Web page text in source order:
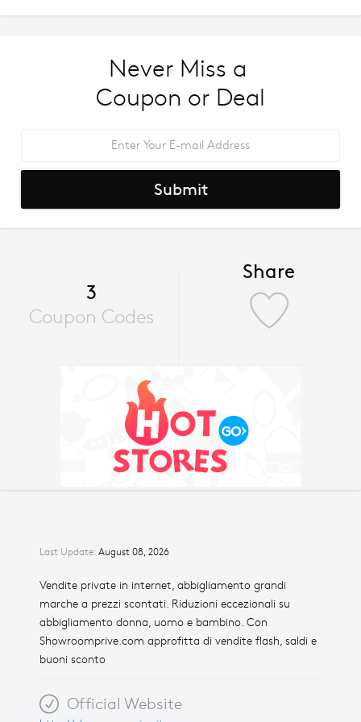
Last Update: August 08, 2026
Vendite private in internet, abbigliamento grandi
marche a prezzi scontati. Riduzioni eccezionali su
abbigliamento donna, uomo e bambino. Con
Showroomprive.com approfitta di vendite flash, saldi e
buoni sconto
Official Website
Never Miss a
Coupon or Deal
Submit
3
Coupon Codes
Share